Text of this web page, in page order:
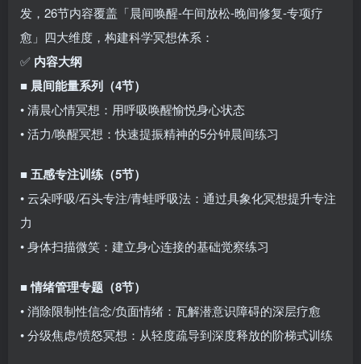
发，26节内容覆盖「晨间唤醒-午间放松-晚间修复-专项疗
愈」四大维度，构建科学冥想体系：
✅ 内容大纲
■ 晨间能量系列（4节）
• 清晨心情冥想：用呼吸唤醒愉悦身心状态
• 活力/唤醒冥想：快速提振精神的5分钟晨间练习
■五感专注训练（5节）
• 云朵呼吸/石头专注/青蛙呼吸法：通过具象化冥想提升专注
力
• 身体扫描微笑：建立身心连接的基础觉察练习
■情绪管理专题（8节）
• 消除限制性信念/负面情绪：瓦解潜意识障碍的深层疗愈
• 分级焦虑/愤怒冥想：从轻度疏导到深度释放的阶梯式训练